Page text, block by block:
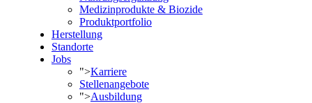
Medizinprodukte & Biozide
Produktportfolio
Herstellung
Standorte
Jobs
">Karriere
Stellenangebote
">Ausbildung